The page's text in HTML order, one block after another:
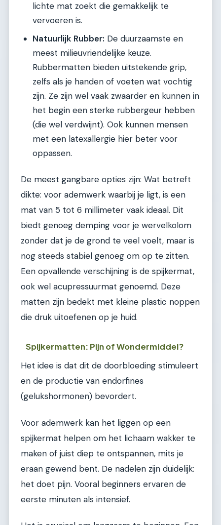
lichte mat zoekt die gemakkelijk te
vervoeren is.
Natuurlijk Rubber: De duurzaamste en
meest milieuvriendelijke keuze.
Rubbermatten bieden uitstekende grip,
zelfs als je handen of voeten wat vochtig
zijn. Ze zijn wel vaak zwaarder en kunnen in
het begin een sterke rubbergeur hebben
(die wel verdwijnt). Ook kunnen mensen
met een latexallergie hier beter voor
oppassen.
De meest gangbare opties zijn: Wat betreft
dikte: voor ademwerk waarbij je ligt, is een
mat van 5 tot 6 millimeter vaak ideaal. Dit
biedt genoeg demping voor je wervelkolom
zonder dat je de grond te veel voelt, maar is
nog steeds stabiel genoeg om op te zitten.
Een opvallende verschijning is de spijkermat,
ook wel acupressuurmat genoemd. Deze
matten zijn bedekt met kleine plastic noppen
die druk uitoefenen op je huid.
Spijkermatten: Pijn of Wondermiddel?
Het idee is dat dit de doorbloeding stimuleert
en de productie van endorfines
(gelukshormonen) bevordert.
Voor ademwerk kan het liggen op een
spijkermat helpen om het lichaam wakker te
maken of juist diep te ontspannen, mits je
eraan gewend bent. De nadelen zijn duidelijk:
het doet pijn. Vooral beginners ervaren de
eerste minuten als intensief.